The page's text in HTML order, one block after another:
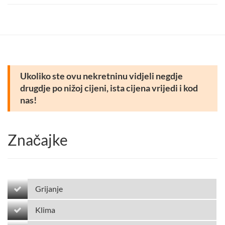
Ukoliko ste ovu nekretninu vidjeli negdje
drugdje po nižoj cijeni, ista cijena vrijedi i kod
nas!
Značajke
Grijanje
Klima